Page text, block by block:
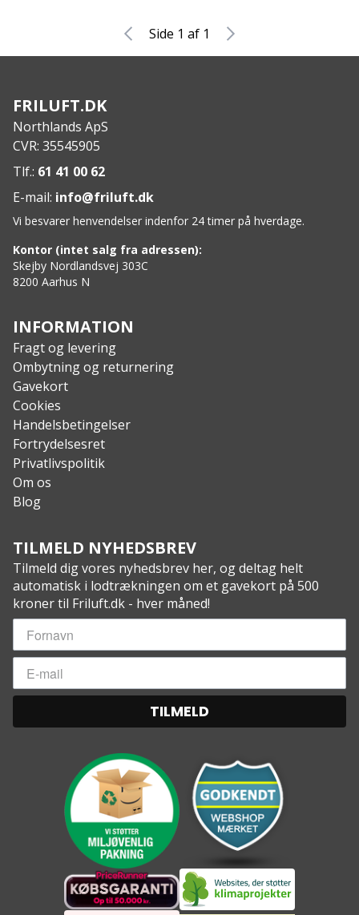
Side 1 af 1
FRILUFT.DK
Northlands ApS
CVR: 35545905
Tlf.: 61 41 00 62
E-mail: info@friluft.dk
Vi besvarer henvendelser indenfor 24 timer på hverdage.
Kontor (intet salg fra adressen):
Skejby Nordlandsvej 303C
8200 Aarhus N
INFORMATION
Fragt og levering
Ombytning og returnering
Gavekort
Cookies
Handelsbetingelser
Fortrydelsesret
Privatlivspolitik
Om os
Blog
TILMELD NYHEDSBREV
Tilmeld dig vores nyhedsbrev her, og deltag helt
automatisk i lodtrækningen om et gavekort på 500
kroner til Friluft.dk - hver måned!
TILMELD